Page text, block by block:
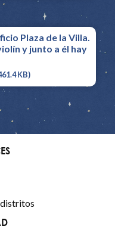
KB)